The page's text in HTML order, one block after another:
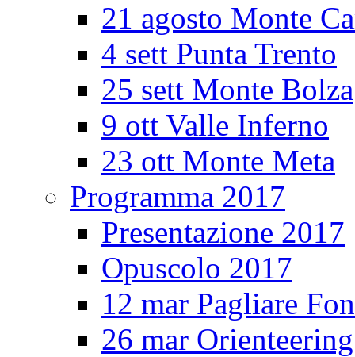
21 agosto Monte
4 sett Punta Trento
25 sett Monte Bolza
9 ott Valle Inferno
23 ott Monte Meta
Programma 2017
Presentazione 2017
Opuscolo 2017
12 mar Pagliare
26 mar